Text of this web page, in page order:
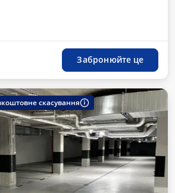
Забронюйте це
скасування